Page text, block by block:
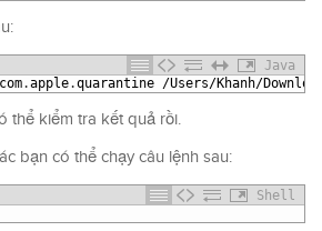
Java
com.apple.quarantine /Users/Khanh/
thể kiểm tra kết quả rồi.
bạn có thể chạy câu lệnh sau:
Shell